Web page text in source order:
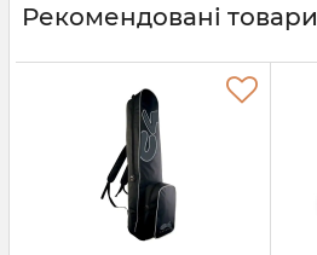
Рекомендовані товари